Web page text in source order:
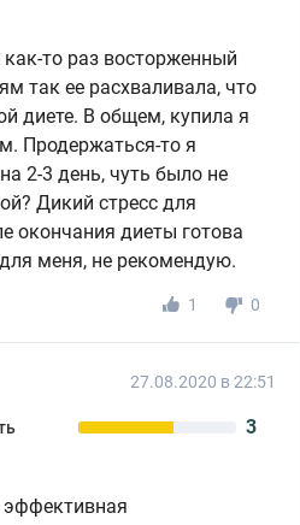
то раз восторженный
так ее расхваливала, что
диете. В общем, купила я
Продержаться-то я
2-3 день, чуть было не
Дикий стресс для
окончания диеты готова
меня, не рекомендую.
1 0
27.08.2020 в 22:51
3